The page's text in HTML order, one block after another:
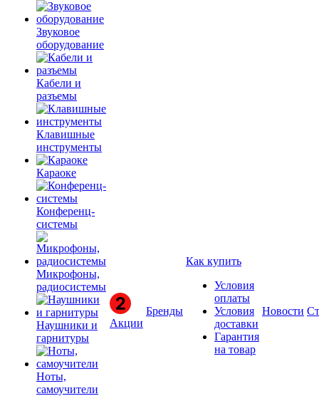
Звуковое
оборудование
Кабели и
разъемы
Клавишные
инструменты
Караоке
Конференц-
системы
Микрофоны,
радиосистемы
Наушники и
гарнитуры
Ноты,
самоучители
Акции
Бренды
Как купить
Условия
оплаты
Условия
доставки
Гарантия
на товар
Новости